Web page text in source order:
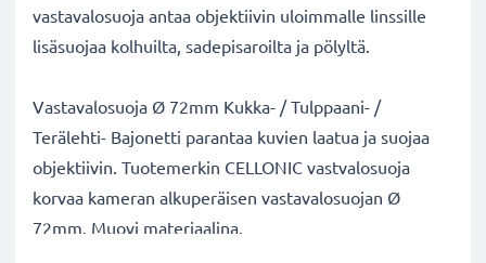
vastavalosuoja antaa objektiivin uloimmalle linssille
lisäsuojaa kolhuilta, sadepisaroilta ja pölyltä.
Vastavalosuoja Ø 72mm Kukka- / Tulppaani- /
Terälehti- Bajonetti parantaa kuvien laatua ja suojaa
objektiivin. Tuotemerkin CELLONIC vastvalosuoja
korvaa kameran alkuperäisen vastavalosuojan Ø
72mm. Muovi materiaalina.